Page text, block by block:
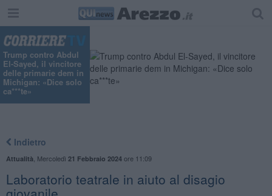
Trump contro Abdul
El-Sayed, il vincitore
delle primarie dem in
Michigan: «Dice solo
ca***te»
Indietro
Attualità Mercoledì 21 Febbraio 2024ore 11:09
Laboratorio teatrale in aiuto al disagio